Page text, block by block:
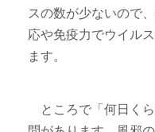
スの数が少ないので
応や免疫力でウイル
ます。
ところで「何日く